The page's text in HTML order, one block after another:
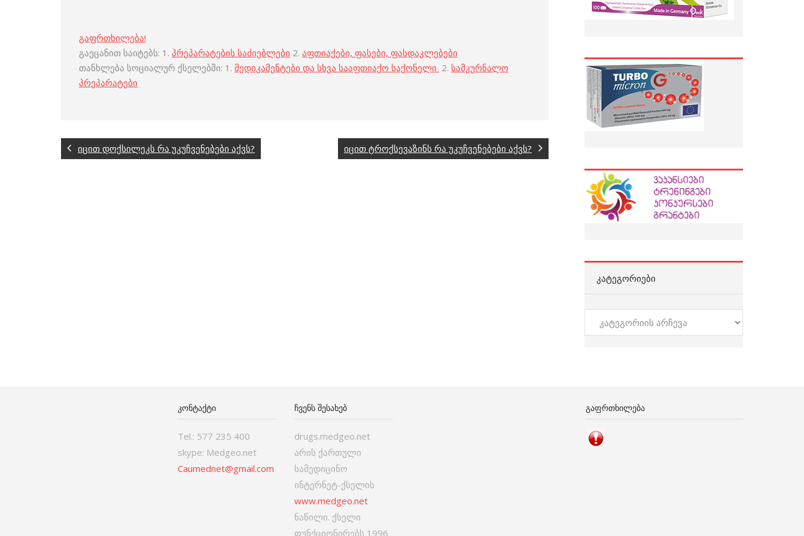
გაფრთხილება!
გაეცანით საიტებს: 1. პრეპარატების საძიებლები 2. აფთიაქები, ფასები, ფასდაკლებები
თანხლება სოციალურ ქსელებში: 1. მედიკამენტები და სხვა სააფთიაქო საქონელი 2. სამკურნალო
პრეპარატები
იცით დოქსილეკს რა უკუჩვენებები აქვს? იცით ტროქსევაზინს რა უკუჩვენებები აქვს?
ᲙᲐᲢᲔᲒᲝᲠᲘᲔᲑᲘ
კატეგორიები
ᲙᲝᲜᲢᲐᲥᲢᲘ
Tel.: 577 235 400
skype: Medgeo.net
Caumednet@gmail.com
ᲩᲕᲔᲜᲡ ᲨᲔᲡᲐᲮᲔᲑ
drugs.medgeo.net
არის ქართული
სამედიცინო
ინტერნეტ-ქსელის
www.medgeo.net
ნაწილი. ქსელი
ფუნქციონირებს 1996
ᲒᲐᲤᲠᲗᲮᲘᲚᲔᲑᲐ